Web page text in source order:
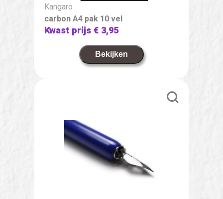
Kangaro
carbon A4 pak 10 vel
Kwast prijs€ 3,95
Bekijken